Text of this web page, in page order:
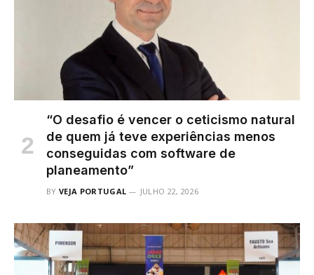
“O desafio é vencer o ceticismo natural
de quem já teve experiências menos
conseguidas com software de
planeamento”
BY VEJA PORTUGAL JULHO 22, 2026